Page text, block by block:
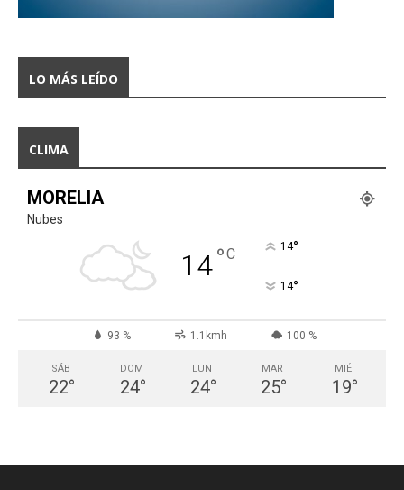
LO MÁS LEÍDO
CLIMA
MORELIA
Nubes
14°C 14°
14°
93 % 1.1kmh 100 %
SÁB
22°
DOM
24°
LUN
24°
MAR
25°
MIÉ
19°